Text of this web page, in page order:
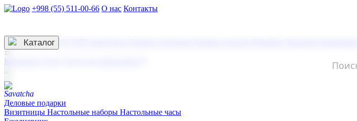
+998 (55) 511-00-66 О нас Контакты
3D гравировка
☰
Контакты
Каталог
Деловые подарки
Визитницы Настольные наборы Настольные часы